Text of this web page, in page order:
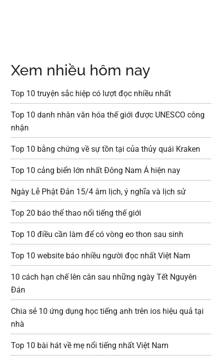
Xem nhiều hôm nay
Top 10 truyện sắc hiệp có lượt đọc nhiều nhất
Top 10 danh nhân văn hóa thế giới được UNESCO công
nhận
Top 10 bằng chứng về sự tồn tại của thủy quái Kraken
Top 10 cảng biển lớn nhất Đông Nam Á hiện nay
Ngày Lễ Phật Đản 15/4 âm lịch, ý nghĩa và lịch sử
Top 20 báo thể thao nổi tiếng thế giới
Top 10 điều cần làm để có vòng eo thon sau sinh
Top 10 website báo nhiều người đọc nhất Việt Nam
10 cách hạn chế lên cân sau những ngày Tết Nguyên
Đán
Chia sẻ 10 ứng dụng học tiếng anh trên ios hiệu quả tại
nhà
Top 10 bài hát về mẹ nổi tiếng nhất Việt Nam